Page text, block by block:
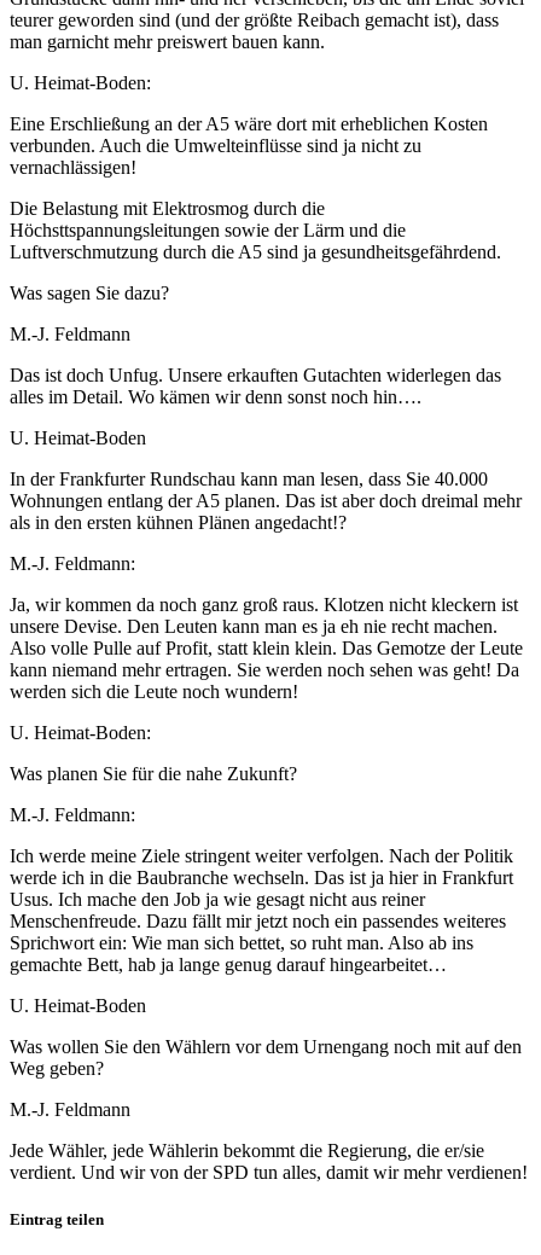
teurer geworden sind (und der größte Reibach gemacht ist), dass
man garnicht mehr preiswert bauen kann.
U. Heimat-Boden:
Eine Erschließung an der A5 wäre dort mit erheblichen Kosten
verbunden. Auch die Umwelteinflüsse sind ja nicht zu
vernachlässigen!
Die Belastung mit Elektrosmog durch die
Höchsttspannungsleitungen sowie der Lärm und die
Luftverschmutzung durch die A5 sind ja gesundheitsgefährdend.
Was sagen Sie dazu?
M.-J. Feldmann
Das ist doch Unfug. Unsere erkauften Gutachten widerlegen das
alles im Detail. Wo kämen wir denn sonst noch hin….
U. Heimat-Boden
In der Frankfurter Rundschau kann man lesen, dass Sie 40.000
Wohnungen entlang der A5 planen. Das ist aber doch dreimal mehr
als in den ersten kühnen Plänen angedacht!?
M.-J. Feldmann:
Ja, wir kommen da noch ganz groß raus. Klotzen nicht kleckern ist
unsere Devise. Den Leuten kann man es ja eh nie recht machen.
Also volle Pulle auf Profit, statt klein klein. Das Gemotze der Leute
kann niemand mehr ertragen. Sie werden noch sehen was geht! Da
werden sich die Leute noch wundern!
U. Heimat-Boden:
Was planen Sie für die nahe Zukunft?
M.-J. Feldmann:
Ich werde meine Ziele stringent weiter verfolgen. Nach der Politik
werde ich in die Baubranche wechseln. Das ist ja hier in Frankfurt
Usus. Ich mache den Job ja wie gesagt nicht aus reiner
Menschenfreude. Dazu fällt mir jetzt noch ein passendes weiteres
Sprichwort ein: Wie man sich bettet, so ruht man. Also ab ins
gemachte Bett, hab ja lange genug darauf hingearbeitet…
U. Heimat-Boden
Was wollen Sie den Wählern vor dem Urnengang noch mit auf den
Weg geben?
M.-J. Feldmann
Jede Wähler, jede Wählerin bekommt die Regierung, die er/sie
verdient. Und wir von der SPD tun alles, damit wir mehr verdienen!
Eintrag teilen